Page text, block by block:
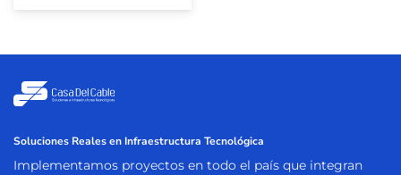
Soluciones Reales en Infraestructura Tecnológica
Implementamos proyectos en todo el país que integran